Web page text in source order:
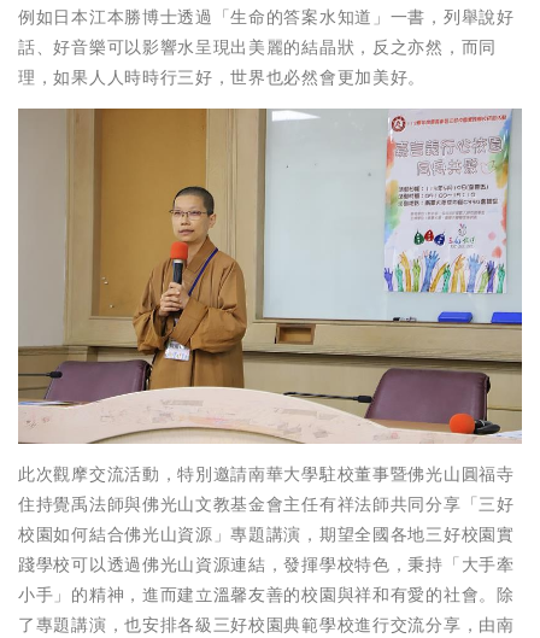
例如日本江本勝博士透過「生命的答案水知道」一書，列舉說好
話、好音樂可以影響水呈現出美麗的結晶狀，反之亦然，而同
理，如果人人時時行三好，世界也必然會更加美好。
此次觀摩交流活動，特別邀請南華大學駐校董事暨佛光山圓福寺
住持覺禹法師與佛光山文教基金會主任有祥法師共同分享「三好
校園如何結合佛光山資源」專題講演，期望全國各地三好校園實
踐學校可以透過佛光山資源連結，發揮學校特色，秉持「大手牽
小手」的精神，進而建立溫馨友善的校園與祥和有愛的社會。除
了專題講演，也安排各級三好校園典範學校進行交流分享，由南